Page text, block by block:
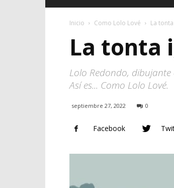
Inicio Como Lolo Lové La
La tonta
Lolo Redondo,
Así es... Como Lolo Lové.
septiembre 27, 2022 0
Facebook